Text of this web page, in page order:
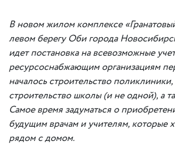
В новом жилом комплексе
левом берегу Оби города
идет постановка на всевозможные
ресурсоснабжающим организациям
началось строительство
строительство школы (и не одной), а
Самое время задуматься о
будущим врачам и учителям, которые
рядом с домом.